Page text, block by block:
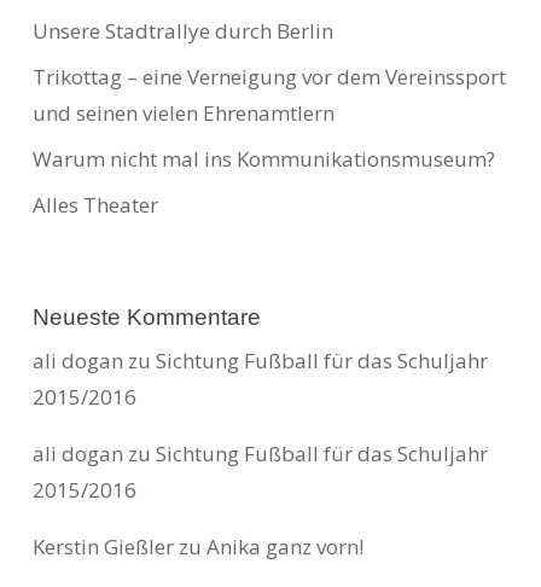
Unsere Stadtrallye durch Berlin
Trikottag – eine Verneigung vor dem Vereinssport
und seinen vielen Ehrenamtlern
Warum nicht mal ins Kommunikationsmuseum?
Alles Theater
Neueste Kommentare
ali dogan zu Sichtung Fußball für das Schuljahr
2015/2016
ali dogan zu Sichtung Fußball für das Schuljahr
2015/2016
Kerstin Gießlerzu Anika ganz vorn!